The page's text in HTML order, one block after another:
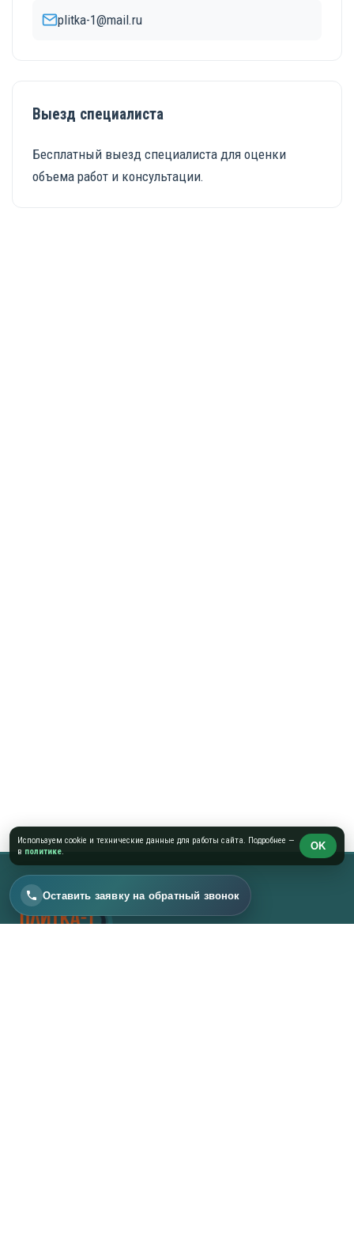
plitka-1@mail.ru
Выезд специалиста
Бесплатный выезд специалиста для оценки
объема работ и консультации.
Используем cookie и технические данные для работы сайта. Подробнее —
в политике OK
Оставить заявку на обратный звонок